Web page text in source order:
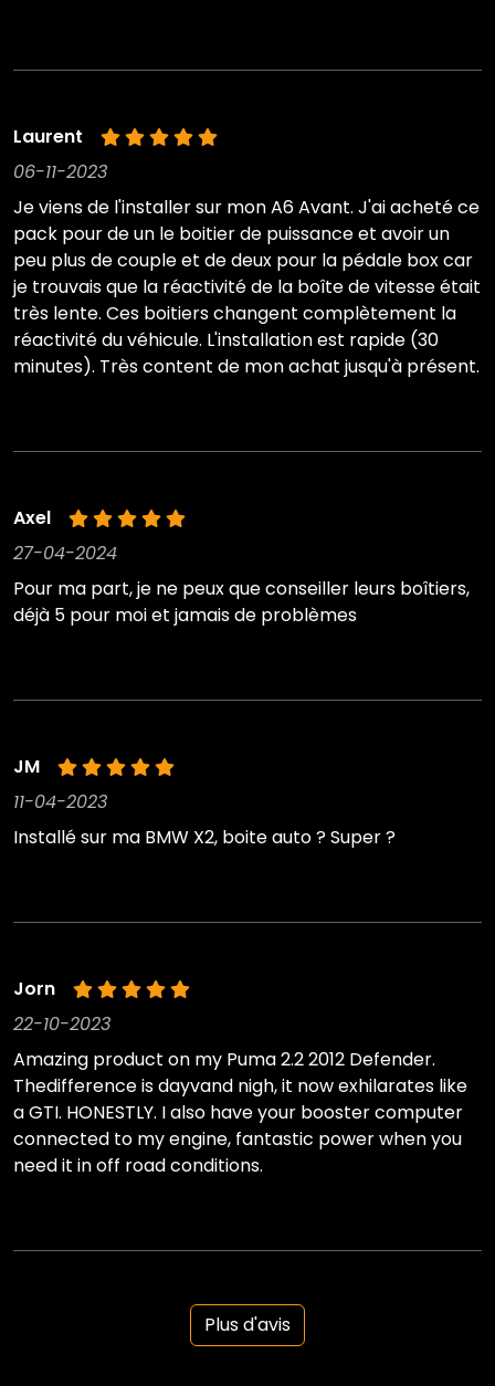
Laurent
06-11-2023
Je viens de l'installer sur mon A6 Avant. J'ai acheté ce
pack pour de un le boitier de puissance et avoir un
peu plus de couple et de deux pour la pédale box car
je trouvais que la réactivité de la boîte de vitesse était
très lente. Ces boitiers changent complètement la
réactivité du véhicule. L'installation est rapide (30
minutes). Très content de mon achat jusqu'à présent.
Axel
27-04-2024
Pour ma part, je ne peux que conseiller leurs boîtiers,
déjà 5 pour moi et jamais de problèmes
JM
11-04-2023
Installé sur ma BMW X2, boite auto ? Super ?
Jorn
22-10-2023
Amazing product on my Puma 2.2 2012 Defender.
Thedifference is dayvand nigh, it now exhilarates like
a GTI. HONESTLY. I also have your booster computer
connected to my engine, fantastic power when you
need it in off road conditions.
Plus d'avis